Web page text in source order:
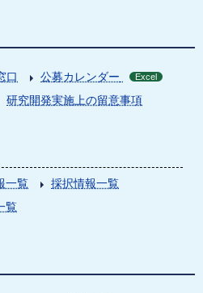
口 公募カレンダー Excel
研究開発実施上の留意事項
一覧
採択情報一覧
覧